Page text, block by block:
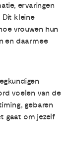
ervaringen
Dit kleine
vrouwen hun
en daarmee
voelen van de
gebaren
gaat om jezelf